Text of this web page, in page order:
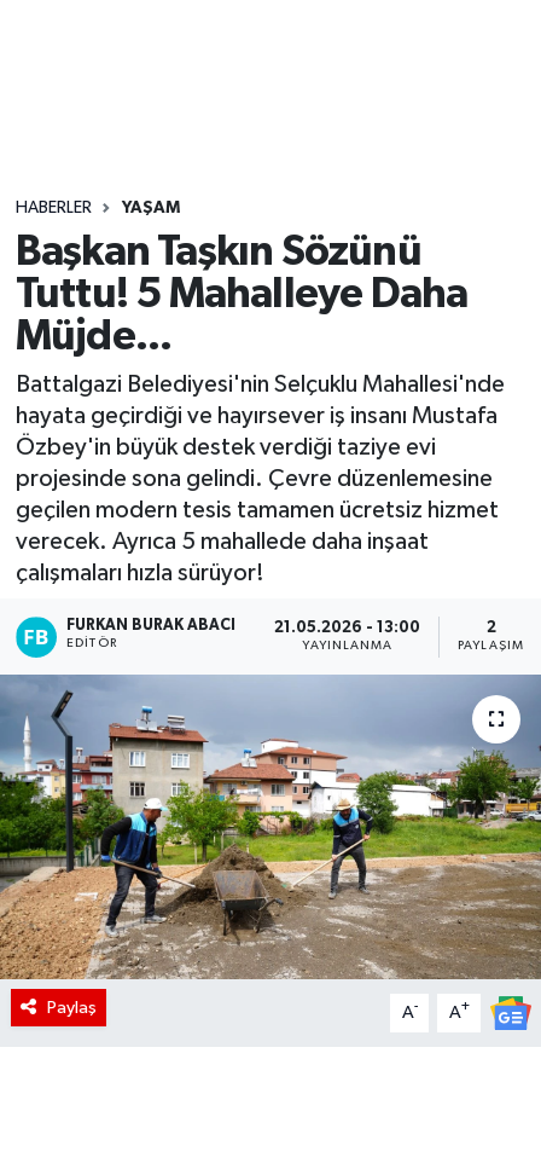
HABERLER YAŞAM
Başkan Taşkın Sözünü
Tuttu! 5 Mahalleye Daha
Müjde...
Battalgazi Belediyesi'nin Selçuklu Mahallesi'nde
hayata geçirdiği ve hayırsever iş insanı Mustafa
Özbey'in büyük destek verdiği taziye evi
projesinde sona gelindi. Çevre düzenlemesine
geçilen modern tesis tamamen ücretsiz hizmet
verecek. Ayrıca 5 mahallede daha inşaat
çalışmaları hızla sürüyor!
FURKAN BURAK ABACI
EDITÖR
21.05.2026 - 13:00
YAYINLANMA
2
PAYLAŞIM
Paylaş A- A+
Yaşam